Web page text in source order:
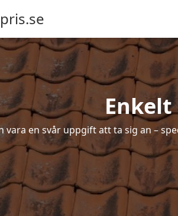
vara en svår uppgift att ta sig an –